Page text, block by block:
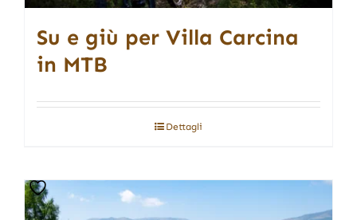
Su e giù per Villa Carcina
in MTB
Dettagli